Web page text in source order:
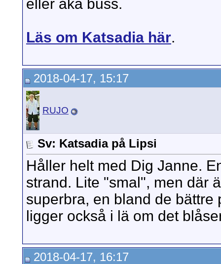
eller åka buss.
Läs om Katsadia här.
2018-04-17, 15:17
RUJO
Sv: Katsadia på Lipsi
Håller helt med Dig Janne.
strand. Lite "smal", men där
superbra, en bland de
ligger också i lä om det
2018-04-17, 16:17